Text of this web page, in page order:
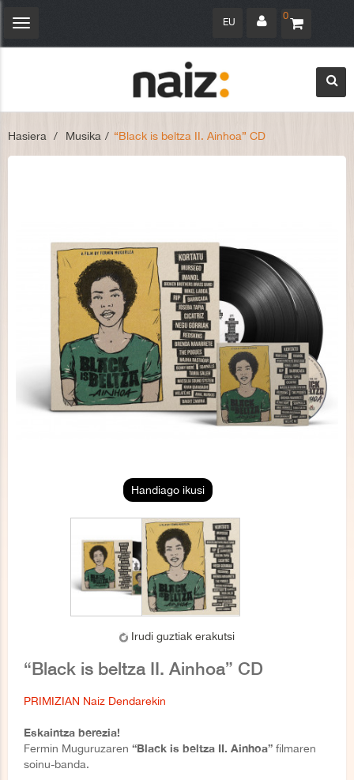
0
EU
Navegación
Hasiera > Musika > “Black is beltza II. Ainhoa” CD
Handiago ikusi
Irudi guztiak erakutsi
“Black is beltza II. Ainhoa” CD
PRIMIZIAN Naiz Dendarekin
Eskaintza berezia!
Fermin Muguruzaren “Black is beltza II. Ainhoa” filmaren
soinu-banda.